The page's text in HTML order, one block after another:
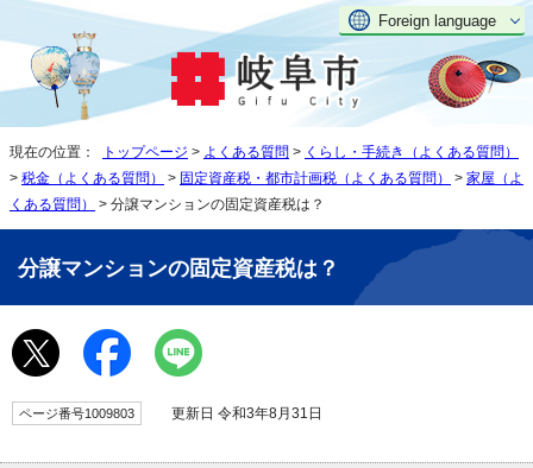
Foreign language
現在の位置： トップページ > よくある質問 > くらし・手続き（よくある質問）
> 税金（よくある質問） > 固定資産税・都市計画税（よくある質問） > 家屋（よ
くある質問）
> 分譲マンションの固定資産税は？
分譲マンションの固定資産税は？
ページ番号1009803 更新日 令和3年8月31日